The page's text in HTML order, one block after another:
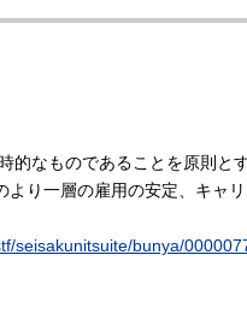
的なものであることを原則と
り一層の雇用の安定、キャ
seisakunitsuite/bunya/